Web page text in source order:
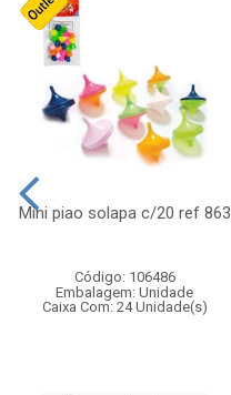
Mini piao solapa c/20 ref 863
Código: 106486
Embalagem: Unidade
Caixa Com: 24 Unidade(s)